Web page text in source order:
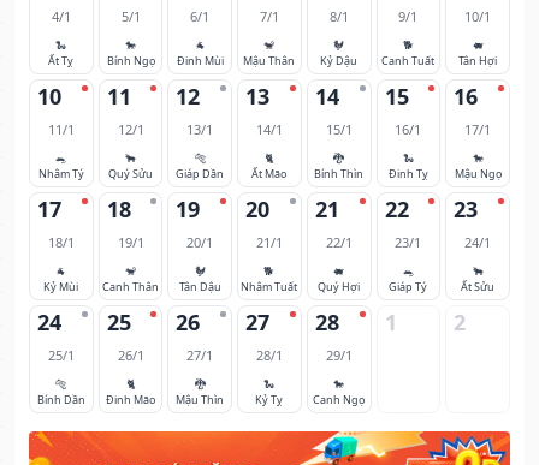
4/1
🐍
Ất Tỵ
5/1
🐎
Bính Ngọ
6/1
🐐
Đinh Mùi
7/1
🐒
Mậu Thân
8/1
🐓
Kỷ Dậu
9/1
🐕
Canh Tuất
10/1
🐖
Tân Hợi
10
11/1
🐀
Nhâm Tý
11
12/1
🐂
Quý Sửu
12
13/1
🐅
Giáp Dần
13
14/1
🐈
Ất Mão
14
15/1
🐉
Bính Thìn
15
16/1
🐍
Đinh Tỵ
16
17/1
🐎
Mậu Ngọ
17
18/1
🐐
Kỷ Mùi
18
19/1
🐒
Canh Thân
19
20/1
🐓
Tân Dậu
20
21/1
🐕
Nhâm Tuất
21
22/1
🐖
Quý Hợi
22
23/1
🐀
Giáp Tý
23
24/1
🐂
Ất Sửu
24
25/1
🐅
Bính Dần
25
26/1
🐈
Đinh Mão
26
27/1
🐉
Mậu Thìn
27
28/1
🐍
Kỷ Tỵ
28
29/1
🐎
Canh Ngọ
1 2